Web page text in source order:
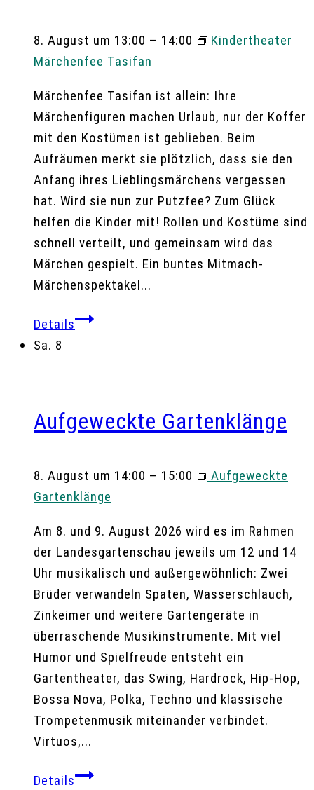
8. August um 13:00 – 14:00
Kindertheater
Märchenfee Tasifan
Märchenfee Tasifan ist allein: Ihre
Märchenfiguren machen Urlaub, nur der Koffer
mit den Kostümen ist geblieben. Beim
Aufräumen merkt sie plötzlich, dass sie den
Anfang ihres Lieblingsmärchens vergessen
hat. Wird sie nun zur Putzfee? Zum Glück
helfen die Kinder mit! Rollen und Kostüme sind
schnell verteilt, und gemeinsam wird das
Märchen gespielt. Ein buntes Mitmach-
Märchenspektakel...
Details
Sa. 8
Aufgeweckte Gartenklänge
8. August um 14:00 – 15:00
Aufgeweckte
Gartenklänge
Am 8. und 9. August 2026 wird es im Rahmen
der Landesgartenschau jeweils um 12 und 14
Uhr musikalisch und außergewöhnlich: Zwei
Brüder verwandeln Spaten, Wasserschlauch,
Zinkeimer und weitere Gartengeräte in
überraschende Musikinstrumente. Mit viel
Humor und Spielfreude entsteht ein
Gartentheater, das Swing, Hardrock, Hip-Hop,
Bossa Nova, Polka, Techno und klassische
Trompetenmusik miteinander verbindet.
Virtuos,...
Details